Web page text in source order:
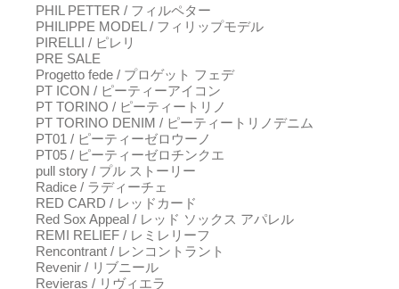
PHIL PETTER / フィルペター
PHILIPPE MODEL / フィリップモデル
PIRELLI / ピレリ
PRE SALE
Progetto fede / プロゲット フェデ
PT ICON / ピーティーアイコン
PT TORINO / ピーティートリノ
PT TORINO DENIM / ピーティートリノデニム
PT01 / ピーティーゼロウーノ
PT05 / ピーティーゼロチンクエ
pull story / プル ストーリー
Radice / ラディーチェ
RED CARD / レッドカード
Red Sox Appeal / レッド ソックス アパレル
REMI RELIEF / レミレリーフ
Rencontrant / レンコントラント
Revenir / リブニール
Revieras / リヴィエラ